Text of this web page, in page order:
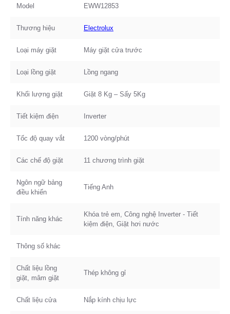
Model EWW12853
Thương hiệu Electrolux
Loại máy giặt Máy giặt cửa trước
Loại lồng giặt Lồng ngang
Khối lượng giặt Giặt 8 Kg – Sấy 5Kg
Tiết kiệm điện Inverter
Tốc độ quay vắt 1200 vòng/phút
Các chế độ giặt 11 chương trình giặt
Ngôn ngữ bảng
điều khiển
Tiếng Anh
Tính năng khác
Khóa trẻ em, Công nghệ Inverter - Tiết
kiệm điện, Giặt hơi nước
Thông số khác
Chất liệu lồng
giặt, mâm giặt
Thép không gỉ
Chất liệu cửa Nắp kính chịu lực